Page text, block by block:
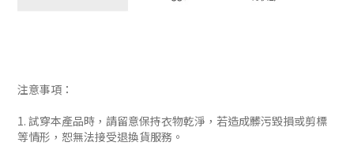
注意事項：
1. 試穿本產品時，請留意保持衣物乾淨，若造成髒污毀損或剪標
等情形，恕無法接受退換貨服務。